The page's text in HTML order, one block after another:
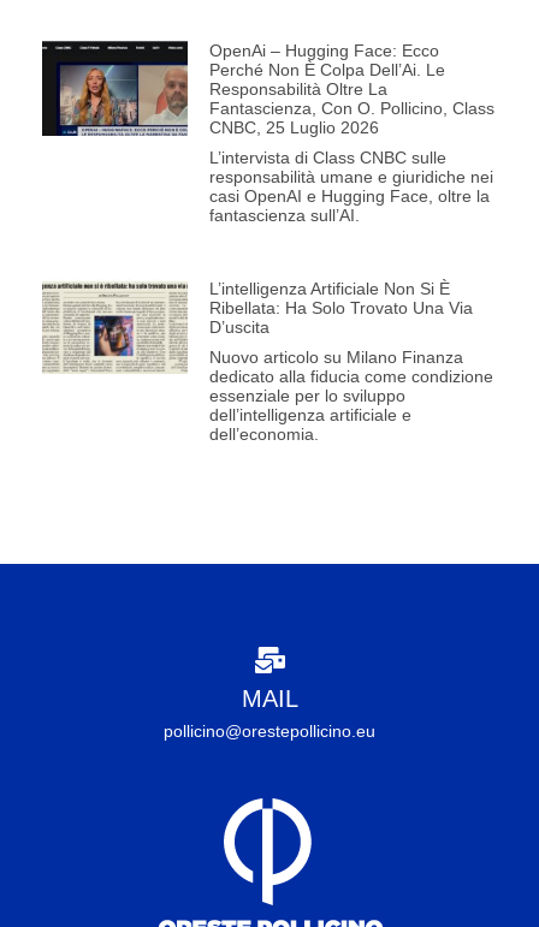
OpenAi – Hugging Face: Ecco
Perché Non È Colpa Dell’Ai. Le
Responsabilità Oltre La
Fantascienza, Con O. Pollicino, Class
CNBC, 25 Luglio 2026
L’intervista di Class CNBC sulle
responsabilità umane e giuridiche nei
casi OpenAI e Hugging Face, oltre la
fantascienza sull’AI.
L’intelligenza Artificiale Non Si È
Ribellata: Ha Solo Trovato Una Via
D’uscita
Nuovo articolo su Milano Finanza
dedicato alla fiducia come condizione
essenziale per lo sviluppo
dell’intelligenza artificiale e
dell’economia.
MAIL
pollicino@orestepollicino.eu